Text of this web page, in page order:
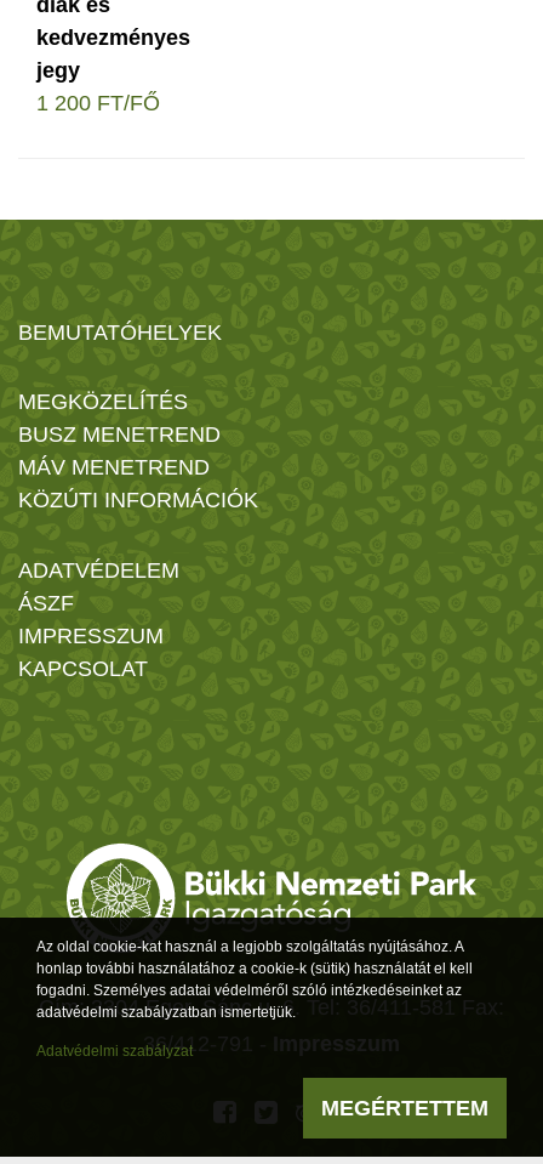
diák és
kedvezményes
jegy
1 200 FT/FŐ
BEMUTATÓHELYEK
MEGKÖZELÍTÉS
BUSZ MENETREND
MÁV MENETREND
KÖZÚTI INFORMÁCIÓK
ADATVÉDELEM
ÁSZF
IMPRESSZUM
KAPCSOLAT
Cím: 3304 Eger, Sánc u. 6. Tel: 36/411-581 Fax:
36/412-791 -
Az oldal cookie-kat használ a legjobb szolgáltatás nyújtásához. A
honlap további használatához a cookie-k (sütik) használatát el kell
fogadni. Személyes adatai védelméről szóló intézkedéseinket az
adatvédelmi szabályzatban ismertetjük.
Adatvédelmi szabályzat
MEGÉRTETTEM